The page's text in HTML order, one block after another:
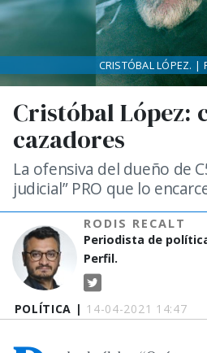
POLÍTICA | 14-04-2021 14:47
Cristóbal López:
cazadores
La ofensiva del dueño de
judicial” PRO que lo
RODIS RECALT
Periodista de
Perfil.
CRISTÓBAL LÓPEZ. |